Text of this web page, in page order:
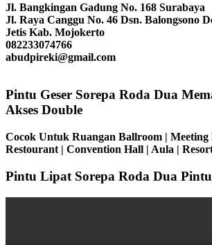
Jl. Bangkingan Gadung No. 168 Surabaya
Jl. Raya Canggu No. 46 Dsn. Balongsono
Jetis Kab. Mojokerto
082233074766
abudpireki@gmail.com
Pintu Geser Sorepa Roda Dua
Akses Double
Cocok Untuk Ruangan Ballroom | Meeting
Restourant | Convention Hall | Aula |
Pintu Lipat Sorepa Roda Dua